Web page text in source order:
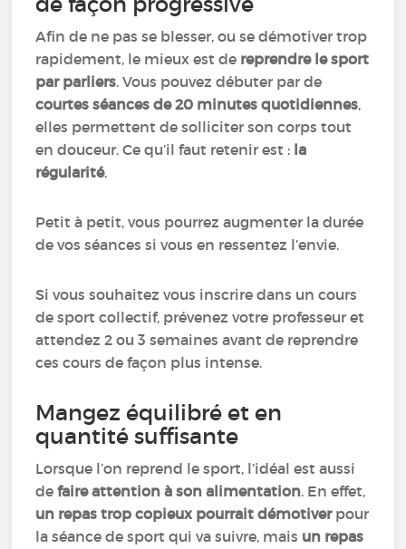
Afin de ne pas se blesser, ou se démotiver trop
rapidement, le mieux est de reprendre le sport
par parliers. Vous pouvez débuter par de
courtes séances de 20 minutes quotidiennes,
elles permettent de solliciter son corps tout
en douceur. Ce qu’il faut retenir est : la
régularité.
Petit à petit, vous pourrez augmenter la durée
de vos séances si vous en ressentez l’envie.
Si vous souhaitez vous inscrire dans un cours
de sport collectif, prévenez votre professeur et
attendez 2 ou 3 semaines avant de reprendre
ces cours de façon plus intense.
Mangez équilibré et en
quantité suffisante
Lorsque l’on reprend le sport, l’idéal est aussi
defaire attention à son alimentation. En effet,
un repas trop copieux pourrait démotiverpour
la séance de sport qui va suivre, mais un repas